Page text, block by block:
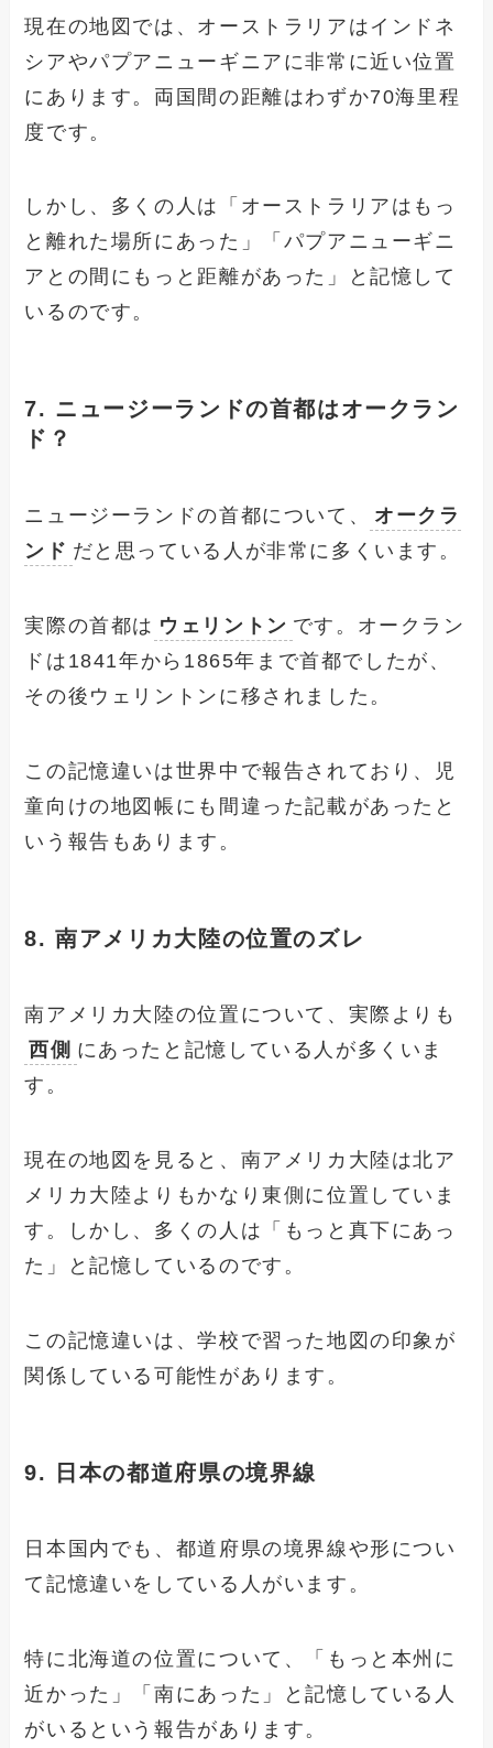
現在の地図では、オーストラリアはインドネ
シアやパプアニューギニアに非常に近い位置
にあります。両国間の距離はわずか70海里程
度です。
しかし、多くの人は「オーストラリアはもっ
と離れた場所にあった」「パプアニューギニ
アとの間にもっと距離があった」と記憶して
いるのです。
7. ニュージーランドの首都はオークラン
ド？
ニュージーランドの首都について、
オークラ
ンド だと思っている人が非常に多くいます。
実際の首都は ウェリントン です。オークラン
ドは1841年から1865年まで首都でしたが、
その後ウェリントンに移されました。
この記憶違いは世界中で報告されており、児
童向けの地図帳にも間違った記載があったと
いう報告もあります。
8. 南アメリカ大陸の位置のズレ
南アメリカ大陸の位置について、実際よりも
西側 にあったと記憶している人が多くいま
す。
現在の地図を見ると、南アメリカ大陸は北ア
メリカ大陸よりもかなり東側に位置していま
す。しかし、多くの人は「もっと真下にあっ
た」と記憶しているのです。
この記憶違いは、学校で習った地図の印象が
関係している可能性があります。
9. 日本の都道府県の境界線
日本国内でも、都道府県の境界線や形につい
て記憶違いをしている人がいます。
特に北海道の位置について、「もっと本州に
近かった」「南にあった」と記憶している人
がいるという報告があります。